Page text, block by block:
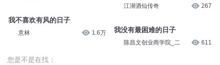
我不喜欢有风的日子
意林 1.6万
江湖酒仙传奇 267
我没有最困难的日子
陈昌文创业商学院_二 611
您是不是在找：